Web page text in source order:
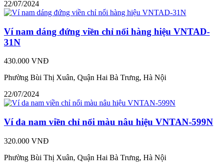
22/07/2024
Ví nam dáng đứng viền chỉ nổi hàng hiệu VNTAD-
31N
430.000 VNĐ
Phường Bùi Thị Xuân, Quận Hai Bà Trưng, Hà Nội
22/07/2024
Ví da nam viền chỉ nổi màu nâu hiệu VNTAN-599N
320.000 VNĐ
Phường Bùi Thị Xuân, Quận Hai Bà Trưng, Hà Nội